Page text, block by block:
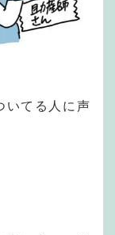
いてる人に声